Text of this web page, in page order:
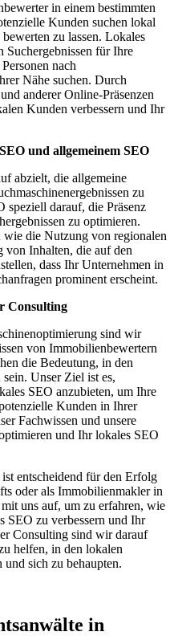
in einem bestimmten
Kunden suchen lokal
zu lassen. Lokales
Suchergebnissen für Ihre
nach
Nähe suchen. Durch
anderer Online-Präsenzen
Kunden verbessern und Ihr
und allgemeinem SEO
abzielt, die allgemeine
zu
speziell darauf, die Präsenz
zu optimieren.
wie die Nutzung von regionalen
von Inhalten, die auf den
dass Ihr Unternehmen in
prominent erscheint.
Consulting
sind wir
von Immobilienbewertern
die Bedeutung, in den
Unser Ziel ist es,
SEO anzubieten, um Ihre
Kunden in Ihrer
Fachwissen und unsere
und Ihr lokales SEO
entscheidend für den Erfolg
oder als Immobilienmakler in
uns auf, um zu erfahren, wie
SEO zu verbessern und Ihr
Consulting sind wir darauf
helfen, in den lokalen
und sich zu behaupten.
in